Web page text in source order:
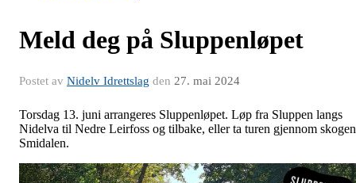
Meld deg på Sluppenløpet
Postet av Nidelv Idrettslag den 27. mai 2024
Torsdag 13. juni arrangeres Sluppenløpet. Løp fra Sluppen langs
Nidelva til Nedre Leirfoss og tilbake, eller ta turen gjennom
Smidalen.